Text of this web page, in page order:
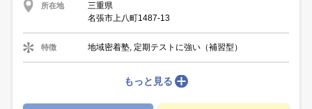
所在地
三重県
名張市上八町1487-13
特徴 地域密着塾, 定期テストに強い（補習型）
もっと見る